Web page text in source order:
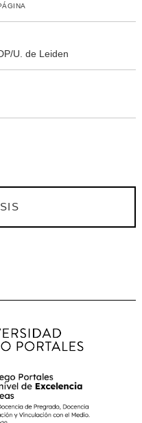
U. de Leiden